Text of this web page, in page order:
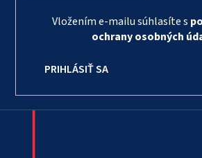
Vložením e-mailu súhlasíte s
ochrany osobných
PRIHLÁSIŤ SA